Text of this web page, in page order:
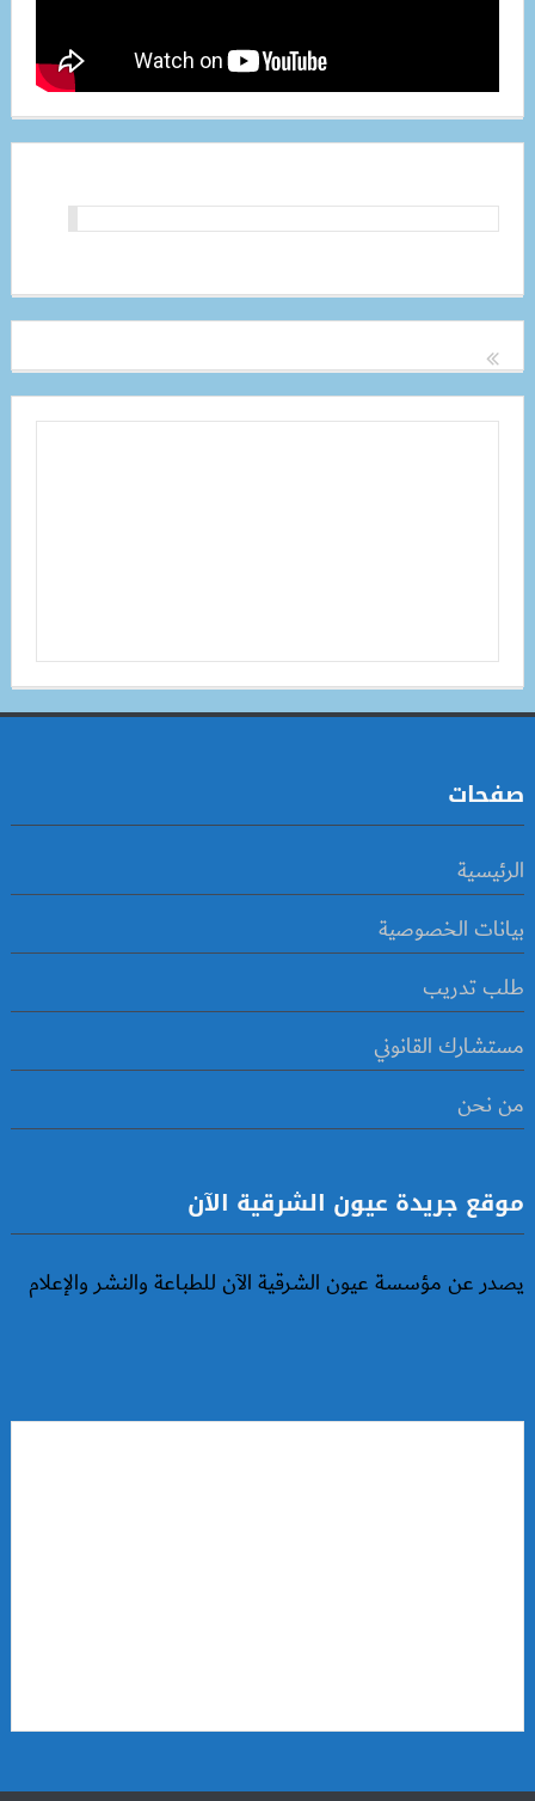
صفحات
الرئيسية
بيانات الخصوصية
طلب تدريب
مستشارك القانوني
من نحن
موقع جريدة عيون الشرقية الآن
يصدر عن مؤسسة عيون الشرقية الآن للطباعة والنشر والإعلام